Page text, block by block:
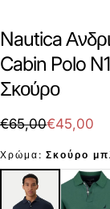
Nautica
Cabin Polo
Σκούρο
€45,00
Τιμή
€65,00Τιμή
έκπτωση
€45,00
Χρώμα: Σκούρο